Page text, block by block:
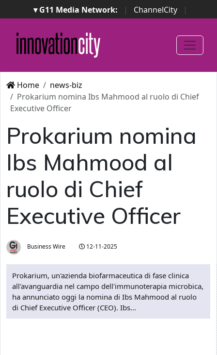
▾ G11 Media Network: | ChannelCity
|
ImpresaCity | SecurityOpenLab | Italian Channel
Awards
Italian Project Awards
Italian Security
Awards
Home
news-biz
Prokarium nomina Ibs Mahmood al ruolo di Chief
Executive Officer
Prokarium nomina
Ibs Mahmood al
ruolo di Chief
Executive Officer
Business Wire 12-11-2025
Prokarium, un'azienda biofarmaceutica di fase clinica
all'avanguardia nel campo dell'immunoterapia microbica,
ha annunciato oggi la nomina di Ibs Mahmood al ruolo
di Chief Executive Officer (CEO). Ibs...